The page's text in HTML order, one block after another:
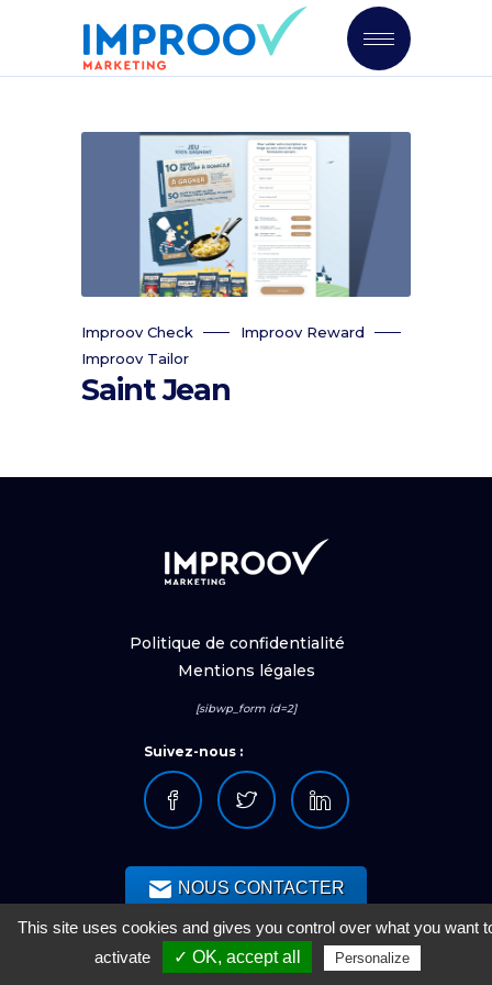
Improov Check
Improov Reward
Improov Tailor
Saint Jean
Politique de confidentialité
Mentions légales
[sibwp_form id=2]
Suivez-nous :
NOUS CONTACTER
This site uses cookies and gives you control over what you want
activate
✓ OK, accept all Personalize